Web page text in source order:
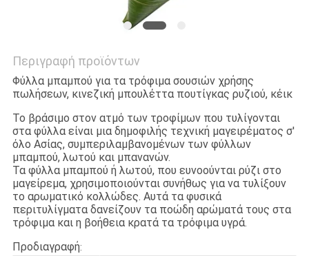
Περιγραφή προϊόντων
Φύλλα μπαμπού για τα τρόφιμα σουσιών χρήσης
πωλήσεων, κινεζική μπουλέττα πουτίγκας ρυζιού, κέικ
Το βράσιμο στον ατμό των τροφίμων που τυλίγονται
στα φύλλα είναι μια δημοφιλής τεχνική μαγειρέματος σ'
όλο Ασίας, συμπεριλαμβανομένων των φύλλων
μπαμπού, λωτού και μπανανών.
Τα φύλλα μπαμπού ή λωτού, που ευνοούνται ρύζι στο
μαγείρεμα, χρησιμοποιούνται συνήθως για να τυλίξουν
το αρωματικό κολλώδες. Αυτά τα φυσικά
περιτυλίγματα δανείζουν τα ποώδη αρώματά τους στα
τρόφιμα και η βοήθεια κρατά τα τρόφιμα υγρά.
Προδιαγραφή: